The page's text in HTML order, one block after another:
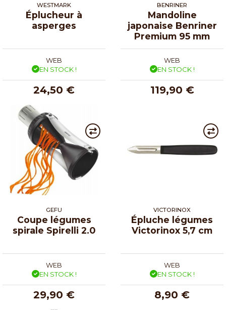
WESTMARK
Éplucheur à
asperges
WEB
EN STOCK !
24,50 €
BENRINER
Mandoline
japonaise Benriner
Premium 95 mm
WEB
EN STOCK !
119,90 €
GEFU
Coupe légumes
spirale Spirelli 2.0
WEB
EN STOCK !
29,90 €
VICTORINOX
Épluche légumes
Victorinox 5,7 cm
WEB
EN STOCK !
8,90 €